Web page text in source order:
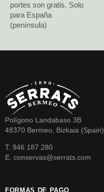
portes son gratis. Solo
para España
(península)
Polígono Landabaso 3B
48370 Bermeo, Bizkaia (Spain)
T. 946 187 280
E. conservas@serrats.com
FORMAS DE PAGO